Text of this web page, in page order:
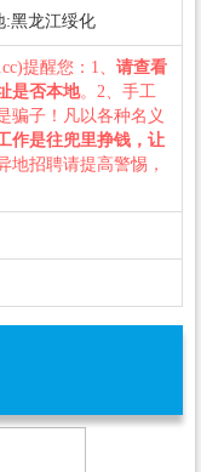
:黑龙江绥化
提醒您：1、 请查看
是否本地。2、手工
骗子！凡以各种名义
作是往兜里挣钱，让
地招聘请提高警惕，